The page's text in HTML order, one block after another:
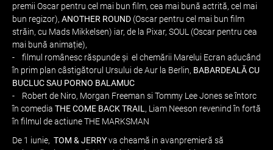
premii Oscar pentru cel mai bun film, cea mai bună actrită, cel mai
bun regizor), ANOTHER ROUND (Oscar pentru cel mai bun film
străin, cu Mads Mikkelsen) iar, de la Pixar, SOUL (Oscar pentru cea
mai bună animație),
- filmul românesc răspunde și el chemării Marelui Ecran aducând
în prim plan câstigătorul Ursului de Aur la Berlin, BABARDEALĂ CU
BUCLUC SAU PORNO BALAMUC
- Robert de Niro, Morgan Freeman si Tommy Lee Jones se întorc
în comedia THE COME BACK TRAIL , Liam Neeson revenind în fortă
în filmul de actiune THE MARKSMAN
De 1 iunie, TOM & JERRYva cheamă in avanpremieră să